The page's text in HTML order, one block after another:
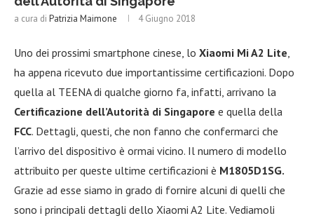
a cura di Patrizia Maimone 4 Giugno 2018
Uno dei prossimi smartphone cinese, lo Xiaomi Mi A2 Lite,
ha appena ricevuto due importantissime certificazioni. Dopo
quella al TEENA di qualche giorno fa, infatti, arrivano la
Certificazione dell’Autorità di Singapore e quella della
FCC. Dettagli, questi, che non fanno che confermarci che
l’arrivo del dispositivo è ormai vicino. Il numero di modello
attribuito per queste ultime certificazioni è M1805D1SG.
Grazie ad esse siamo in grado di fornire alcuni di quelli che
sono i principali dettagli dello Xiaomi A2 Lite. Vediamoli